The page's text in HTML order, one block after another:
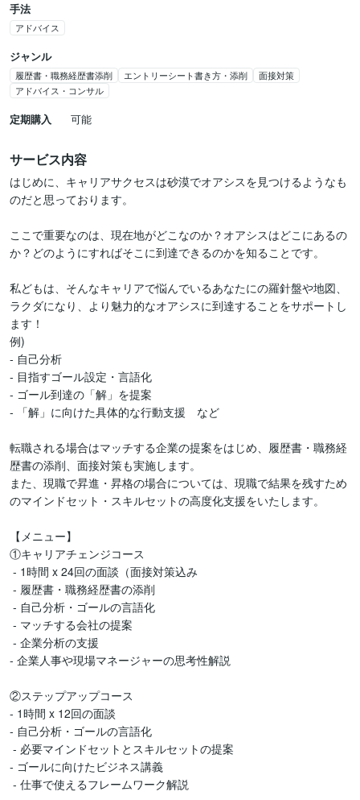
手法
アドバイス
ジャンル
履歴書・職務経歴書添削 エントリーシート書き方・添削
面接対策
アドバイス・コンサル
定期購入 可能
サービス内容
はじめに、キャリアサクセスは砂漠でオアシスを見つけるようなも
のだと思っております。
ここで重要なのは、現在地がどこなのか？オアシスはどこにあるの
か？どのようにすればそこに到達できるのかを知ることです。
私どもは、そんなキャリアで悩んでいるあなたにの羅針盤や地図、
ラクダになり、より魅力的なオアシスに到達することをサポートし
ます！
例)
- 自己分析
- 目指すゴール設定・言語化
- ゴール到達の「解」を提案
- 「解」に向けた具体的な行動支援　など
転職される場合はマッチする企業の提案をはじめ、履歴書・職務経
歴書の添削、面接対策も実施します。
また、現職で昇進・昇格の場合については、現職で結果を残すため
のマインドセット・スキルセットの高度化支援をいたします。
【メニュー】
①キャリアチェンジコース
- 企業人事や現場マネージャーの思考性解説
②ステップアップコース
- 1時間 x 12回の面談
- 自己分析・ゴールの言語化
- ゴールに向けたビジネス講義